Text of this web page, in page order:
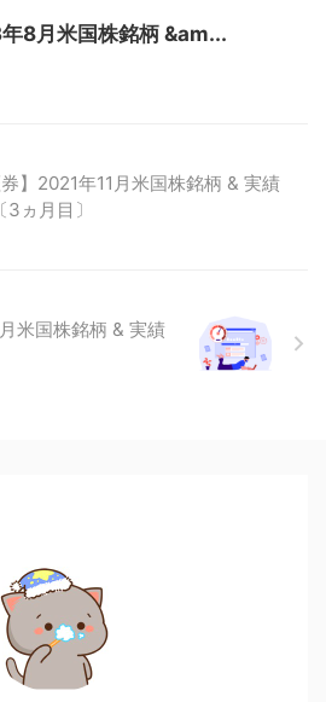
8月米国株銘柄 &am...
券】2021年11月米国株銘柄 & 実績
ヵ月目〕
米国株銘柄 & 実績